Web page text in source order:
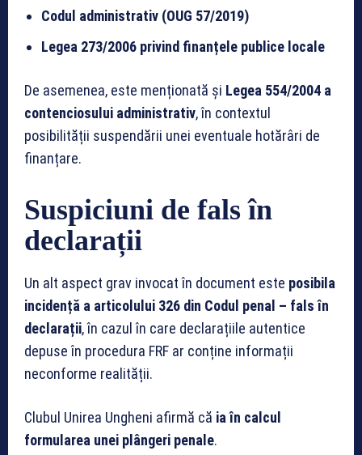
Codul administrativ (OUG 57/2019)
Legea 273/2006 privind finanțele publice locale
De asemenea, este menționată și Legea 554/2004 a
contenciosului administrativ, în contextul
posibilității suspendării unei eventuale hotărâri de
finanțare.
Suspiciuni de fals în
declarații
Un alt aspect grav invocat în document este posibila
incidență a articolului 326 din Codul penal – fals în
declarații, în cazul în care declarațiile autentice
depuse în procedura FRF ar conține informații
neconforme realității.
Clubul Unirea Ungheni afirmă că ia în calcul
formularea unei plângeri penale.